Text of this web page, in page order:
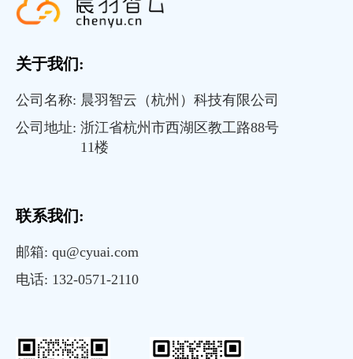
关于我们:
公司名称: 晨羽智云（杭州）科技有限公司
公司地址: 浙江省杭州市西湖区教工路88号
11楼
联系我们:
邮箱: qu@cyuai.com
电话: 132-0571-2110